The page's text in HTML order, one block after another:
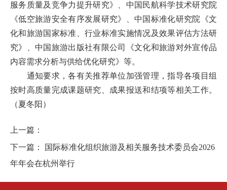
服务质量及竞争力提升研究》、中国民航科学技术研究院
《低空旅游安全有序发展研究》、中国标准化研究院《文
化和旅游国家标准、行业标准实施情况及效果评估方法研
究》、中国旅游出版社有限公司《文化和旅游对外宣传品
内容需求分析与供给优化研究》等。
通知要求，各有关推荐单位加强管理，指导各项目组
按时高质量完成课题研究、成果报送和结项等相关工作。
（夏冬阳）
上一篇：
下一篇：
国际标准化组织旅游及相关服务技术委员会2026
年年会在杭州举行